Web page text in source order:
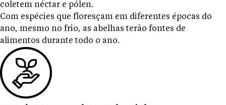
coletem néctar e pólen.
Com espécies que floresçam em diferentes épocas do
ano, mesmo no frio, as abelhas terão fontes de
alimentos durante todo o ano.